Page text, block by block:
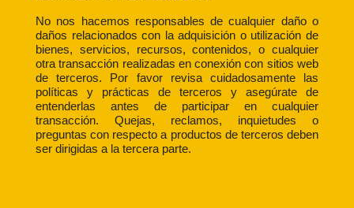
No nos hacemos responsables de cualquier daño o
daños relacionados con la adquisición o utilización de
bienes, servicios, recursos, contenidos, o cualquier
otra transacción realizadas en conexión con sitios web
de terceros. Por favor revisa cuidadosamente las
políticas y prácticas de terceros y asegúrate de
entenderlas antes de participar en cualquier
transacción. Quejas, reclamos, inquietudes o
preguntas con respecto a productos de terceros deben
ser dirigidas a la tercera parte.